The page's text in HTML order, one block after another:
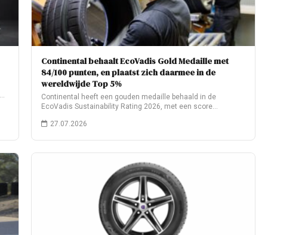
Continental behaalt EcoVadis Gold Medaille met
84/100 punten, en plaatst zich daarmee in de
wereldwijde Top 5%
Continental heeft een gouden medaille behaald in de
EcoVadis Sustainability Rating 2026, met een score…
27.07.2026